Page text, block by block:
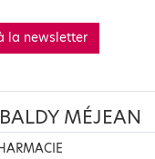
la newsletter
MÉJEAN